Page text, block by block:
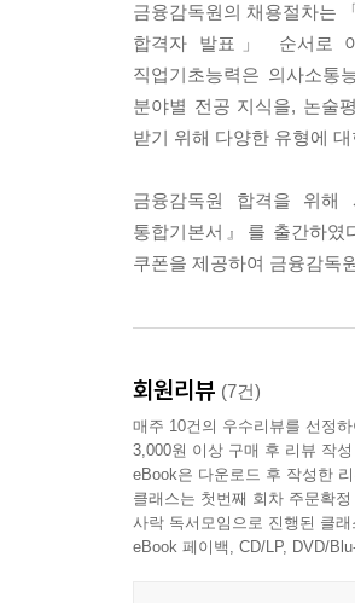
금융감독원의 채용절차는
합격자 발표」 순서로
직업기초능력은 의사소통
분야별 전공 지식을, 논술
받기 위해 다양한 유형에
금융감독원 합격을 위해
통합기본서』를 출간하였
쿠폰을 제공하여 금융감독
회원리뷰 (7건)
매주 10건의 우수리뷰를 선정
3,000원 이상 구매 후 리뷰 작성
eBook은 다운로드 후 작성한
클래스는 첫번째 회차 주문확
사락 독서모임으로 진행된 클
eBook 페이백, CD/LP, DVD/